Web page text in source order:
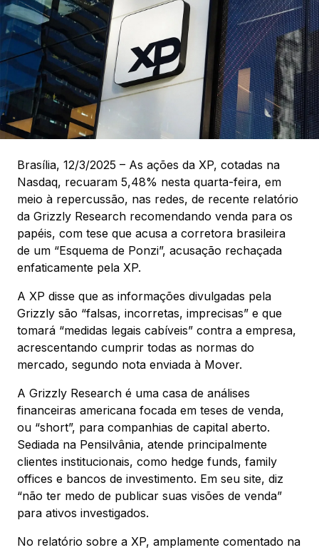
Brasília, 12/3/2025 – As ações da XP, cotadas na
Nasdaq, recuaram 5,48% nesta quarta-feira, em
meio à repercussão, nas redes, de recente relatório
da Grizzly Research recomendando venda para os
papéis, com tese que acusa a corretora brasileira
de um “Esquema de Ponzi”, acusação rechaçada
enfaticamente pela XP.
A XP disse que as informações divulgadas pela
Grizzly são “falsas, incorretas, imprecisas” e que
tomará “medidas legais cabíveis” contra a empresa,
acrescentando cumprir todas as normas do
mercado, segundo nota enviada à Mover.
A Grizzly Research é uma casa de análises
financeiras americana focada em teses de venda,
ou “short”, para companhias de capital aberto.
Sediada na Pensilvânia, atende principalmente
clientes institucionais, como hedge funds, family
offices e bancos de investimento. Em seu site, diz
“não ter medo de publicar suas visões de venda”
para ativos investigados.
No relatório sobre a XP, amplamente comentado na